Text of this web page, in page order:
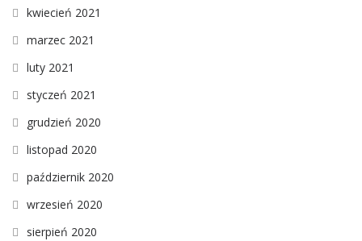
kwiecień 2021
marzec 2021
luty 2021
styczeń 2021
grudzień 2020
listopad 2020
październik 2020
wrzesień 2020
sierpień 2020